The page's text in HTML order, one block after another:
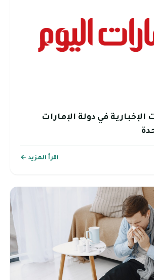
في دولة الإمارات
اقرأ المزيد ←